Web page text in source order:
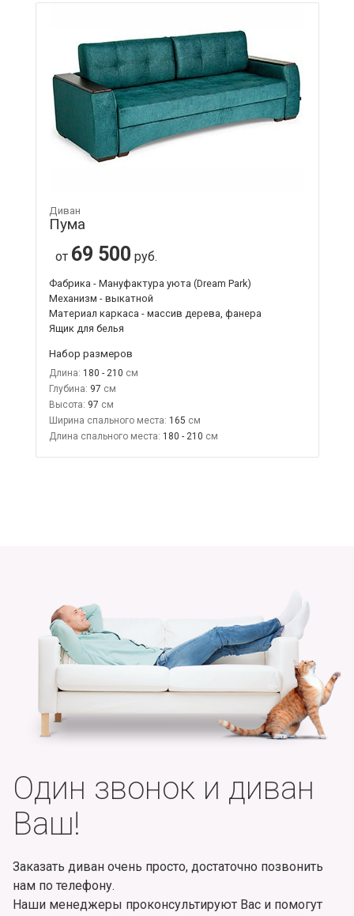
Диван
Пума
от 69 500 руб.
Фабрика - Мануфактура уюта (Dream Park)
Механизм - выкатной
Материал каркаса - массив дерева, фанера
Ящик для белья
Набор размеров
Длина: 180 - 210
Глубина: 97
Высота: 97
Ширина спального места: 165
Длина спального места: 180 - 210
Один звонок и диван
Ваш!
Заказать диван очень просто, достаточно позвонить
нам по телефону.
Наши менеджеры проконсультируют Вас и помогут